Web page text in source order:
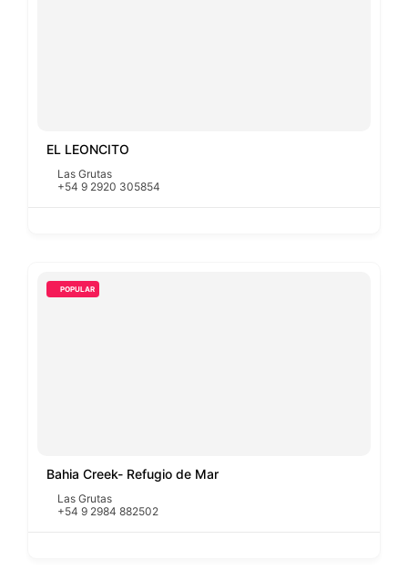
EL LEONCITO
Las Grutas
+54 9 2920 305854
POPULAR
Bahia Creek- Refugio de Mar
Las Grutas
+54 9 2984 882502